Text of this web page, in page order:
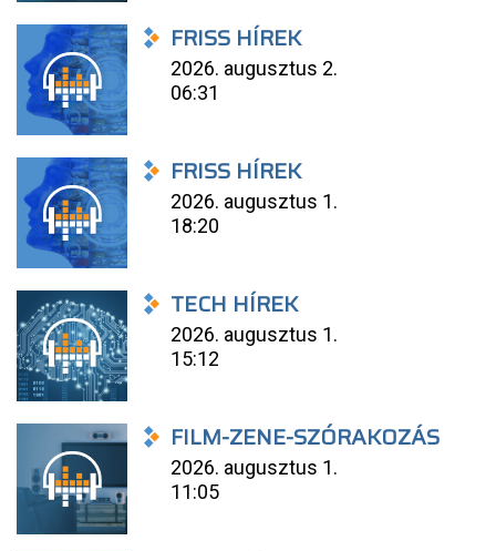
FRISS HÍREK
2026. augusztus 2.
06:31
FRISS HÍREK
2026. augusztus 1.
18:20
TECH HÍREK
2026. augusztus 1.
15:12
FILM-ZENE-SZÓRAKOZÁS
2026. augusztus 1.
11:05